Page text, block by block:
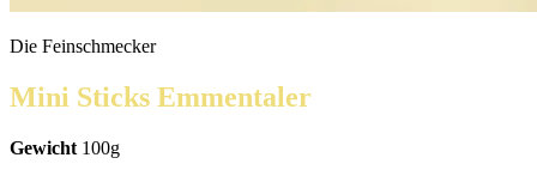
Die Feinschmecker
Mini Sticks Emmentaler
Gewicht 100g